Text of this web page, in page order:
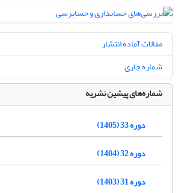
مقالات آماده انتشار
شماره جاری
شماره‌های پیشین نشریه
دوره 33 (1405)
دوره 32 (1404)
دوره 31 (1403)